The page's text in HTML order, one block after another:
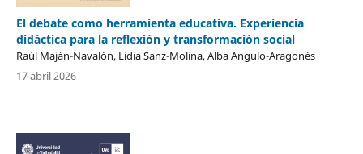
El debate como herramienta educativa. Experiencia
didáctica para la reflexión y transformación social
Raúl Maján-Navalón, Lidia Sanz-Molina, Alba Angulo-Aragonés
17 abril 2026